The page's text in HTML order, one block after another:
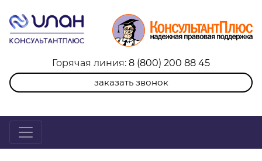
Горячая линия: 8 (800) 200 88 45
заказать звонок